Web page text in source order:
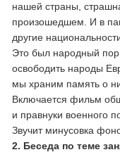
нашей страны,
произошедшем. И в
другие
Это был народный
освободить народы
мы храним память о
Включается фильм
и правнуки военного
Звучит минусовка
2. Беседа по теме